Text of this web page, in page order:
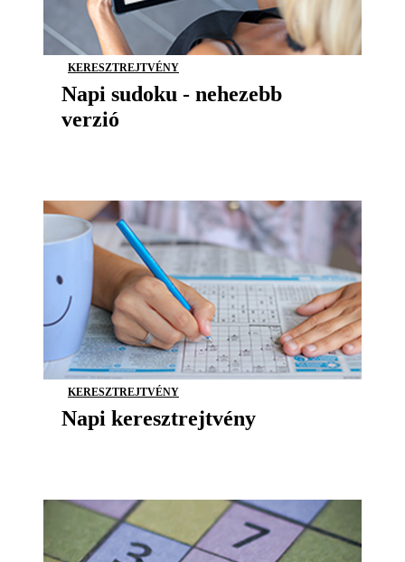
KERESZTREJTVÉNY
Napi sudoku - nehezebb
verzió
KERESZTREJTVÉNY
Napi keresztrejtvény